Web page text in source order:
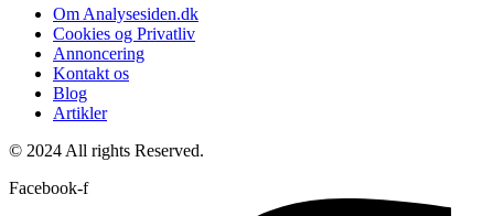
Om Analysesiden.dk
Cookies og Privatliv
Annoncering
Kontakt os
Blog
Artikler
© 2024 All rights Reserved.
Facebook-f